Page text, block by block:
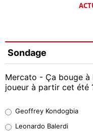
Sondage
Mercato - Ça bouge à
joueur à partir cet été
38%
Geoffrey Kondogbia
Leonardo Balerdi